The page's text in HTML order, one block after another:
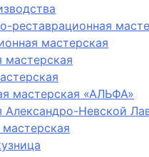
реставрационная
мастерская
мастерская «АЛЬФА»
Александро-Невской